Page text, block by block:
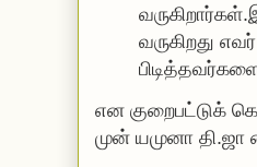
வருகிறது
என குறைபட்டுக்
முன் யமுனா தி.ஜா